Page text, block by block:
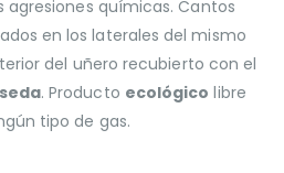
agresiones químicas. Cantos
en los laterales del mismo
del uñero recubierto con el
seda. Producto ecológico libre
tipo de gas.